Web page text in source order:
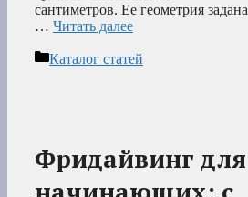
сантиметров. Ее геометрия задана
… Читать далее
Рубрики
Каталог статей
Фридайвинг для